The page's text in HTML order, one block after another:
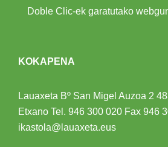
Doble Clic-ek garatutako
KOKAPENA
Lauaxeta Bº San Migel Auzoa 2
Etxano Tel. 946 300 020 Fax 946
ikastola@lauaxeta.eus